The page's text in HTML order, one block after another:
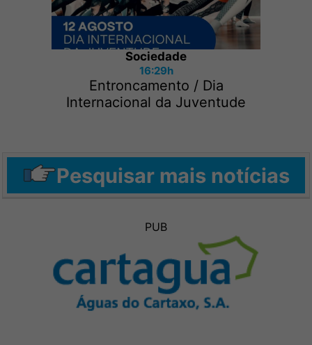
Sociedade
16:29h
Entroncamento / Dia
Internacional da Juventude
Pesquisar mais notícias
PUB